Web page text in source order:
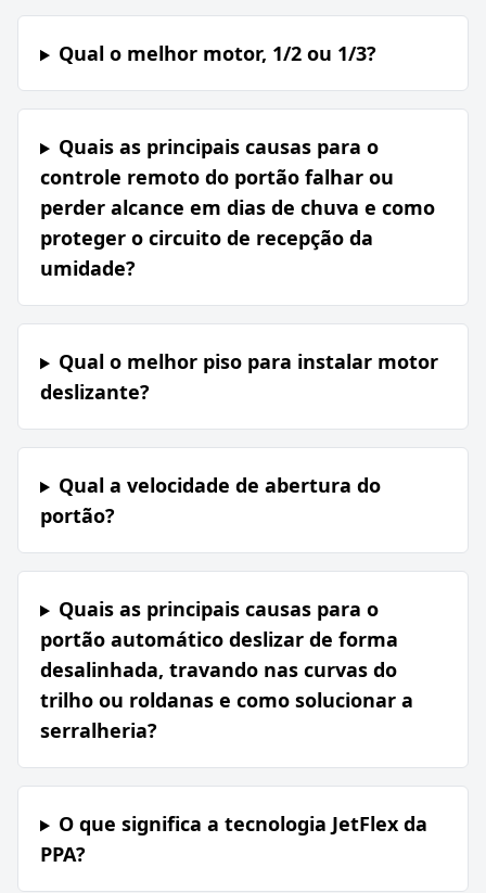
Qual o melhor motor, 1/2 ou 1/3?
Quais as principais causas para o
controle remoto do portão falhar ou
perder alcance em dias de chuva e como
proteger o circuito de recepção da
umidade?
Qual o melhor piso para instalar motor
deslizante?
Qual a velocidade de abertura do
portão?
Quais as principais causas para o
portão automático deslizar de forma
desalinhada, travando nas curvas do
trilho ou roldanas e como solucionar a
serralheria?
O que significa a tecnologia JetFlex da
PPA?